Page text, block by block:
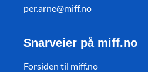
per.arne@miff.no
Snarveier på miff.no
Forsiden til miff.no